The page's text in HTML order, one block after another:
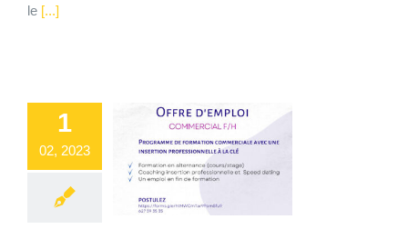
le[...]
1
02, 2023